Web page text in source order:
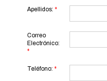
Apellidos: *
Correo
Electrónico:
*
Teléfono: *